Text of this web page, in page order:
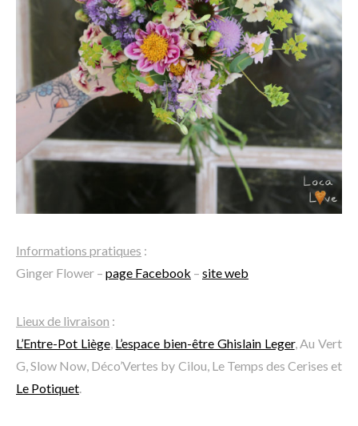
Informations pratiques :
Ginger Flower – page Facebook – site web
Lieux de livraison :
L’Entre-Pot Liège, L’espace bien-être Ghislain Leger, Au Vert
G, Slow Now, Déco’Vertes by Cilou, Le Temps des Cerises et
Le Potiquet.